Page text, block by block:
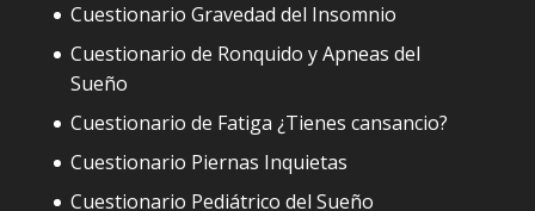
Cuestionario Gravedad del Insomnio
Cuestionario de Ronquido y Apneas del
Sueño
Cuestionario de Fatiga ¿Tienes cansancio?
Cuestionario Piernas Inquietas
Cuestionario Pediátrico del Sueño